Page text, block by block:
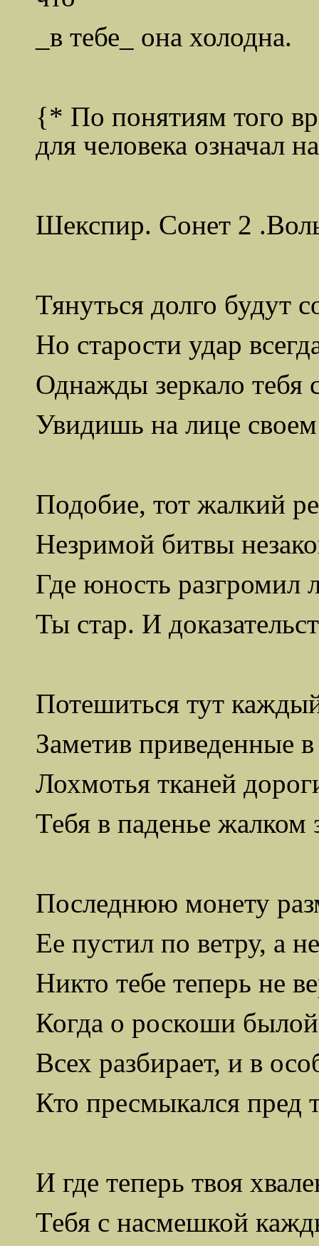
_в тебе_ она холодна.
{* По понятиям того
для человека означал
Шекспир. Сонет 2
Тянуться долго будут
Но старости удар
Однажды зеркало тебя
Увидишь на лице
Подобие, тот жалкий
Незримой битвы
Где юность разгромил
Ты стар. И
Потешиться тут
Заметив приведенные в
Лохмотья тканей
Тебя в паденье жалком
Последнюю монету
Ее пустил по ветру, а
Никто тебе теперь не
Когда о роскоши
Всех разбирает, и в
Кто пресмыкался пред
И где теперь твоя
Тебя с насмешкой